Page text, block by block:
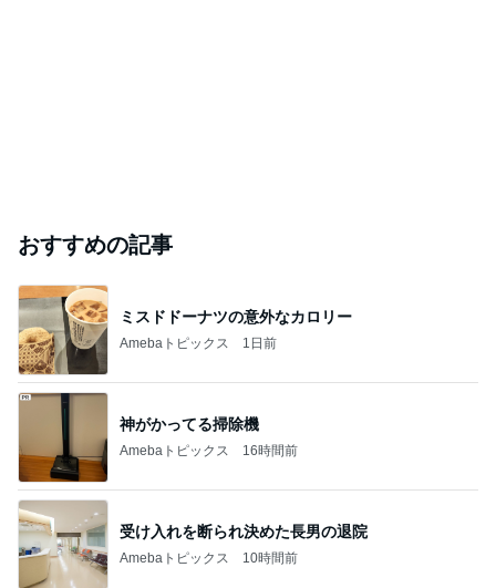
おすすめの記事
ミスドドーナツの意外なカロリー
Amebaトピックス 1日前
神がかってる掃除機
Amebaトピックス 16時間前
受け入れを断られ決めた長男の退院
Amebaトピックス 10時間前